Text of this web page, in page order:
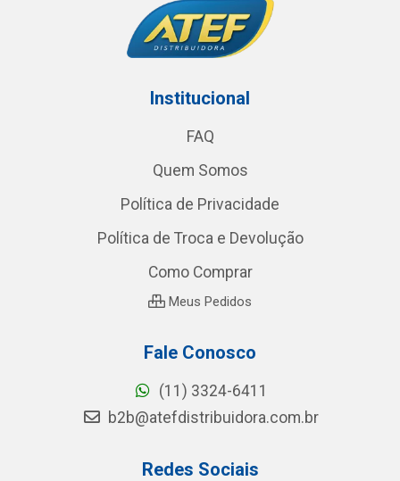
Institucional
FAQ
Quem Somos
Política de Privacidade
Política de Troca e Devolução
Como Comprar
Meus Pedidos
Fale Conosco
(11) 3324-6411
b2b@atefdistribuidora.com.br
Redes Sociais